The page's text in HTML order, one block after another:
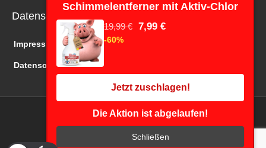
Datenschutz
Impressum
Datenschutz
Copyright © 2026 Wir 24 TV | Online Shopping
F
I
Y
Schimmelentferner mit Aktiv-Chlor
19,99 € 7,99 €
-60%
Jetzt zuschlagen!
Die Aktion ist abgelaufen!
Schließen